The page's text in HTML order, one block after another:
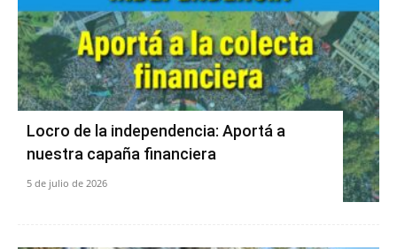
Locro de la independencia: Aportá a
nuestra capaña financiera
5 de julio de 2026